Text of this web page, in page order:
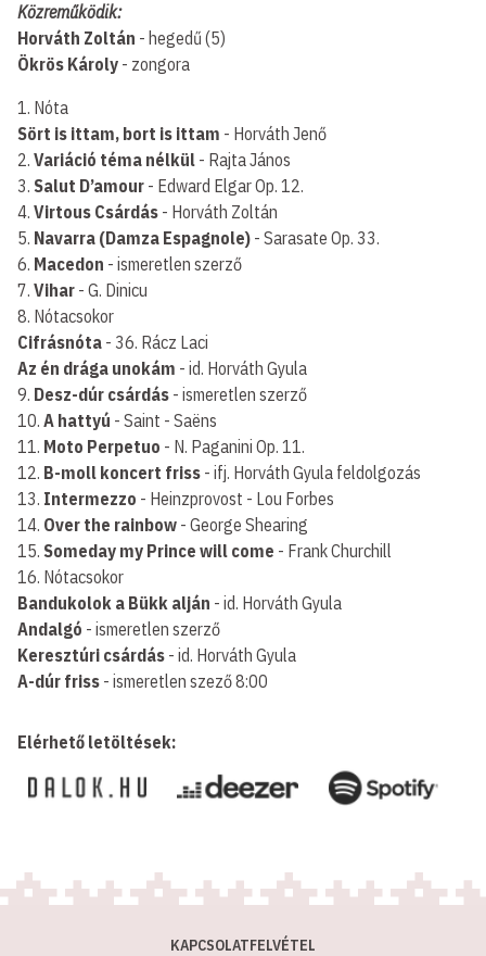
Közreműködik:
Horváth Zoltán - hegedű (5)
Ökrös Károly - zongora
1. Nóta
Sört is ittam, bort is ittam - Horváth Jenő
2. Variáció téma nélkül - Rajta János
3. Salut D’amour - Edward Elgar Op. 12.
4. Virtous Csárdás - Horváth Zoltán
5. Navarra (Damza Espagnole) - Sarasate Op. 33.
6. Macedon - ismeretlen szerző
7. Vihar - G. Dinicu
8. Nótacsokor
Cifrásnóta - 36. Rácz Laci
Az én drága unokám - id. Horváth Gyula
9. Desz-dúr csárdás - ismeretlen szerző
10. A hattyú - Saint - Saëns
11. Moto Perpetuo - N. Paganini Op. 11.
12. B-moll koncert friss - ifj. Horváth Gyula feldolgozás
13. Intermezzo - Heinzprovost - Lou Forbes
14. Over the rainbow - George Shearing
15. Someday my Prince will come - Frank Churchill
16. Nótacsokor
Bandukolok a Bükk alján - id. Horváth Gyula
Andalgó - ismeretlen szerző
Keresztúri csárdás - id. Horváth Gyula
A-dúr friss - ismeretlen szező 8:00
Elérhető letöltések:
KAPCSOLATFELVÉTEL